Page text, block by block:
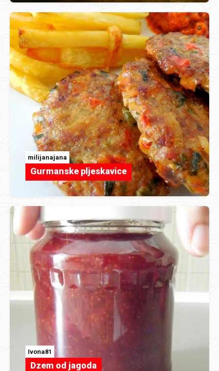
milijanajana
Gurmanske pljeskavice
Ivona81
Dzem od jagoda